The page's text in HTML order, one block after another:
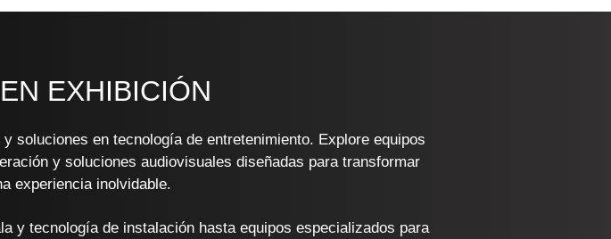
EXHIBICIÓN
soluciones en tecnología de entretenimiento. Explore equipos
y soluciones audiovisuales diseñadas para transformar
experiencia inolvidable.
y tecnología de instalación hasta equipos especializados para